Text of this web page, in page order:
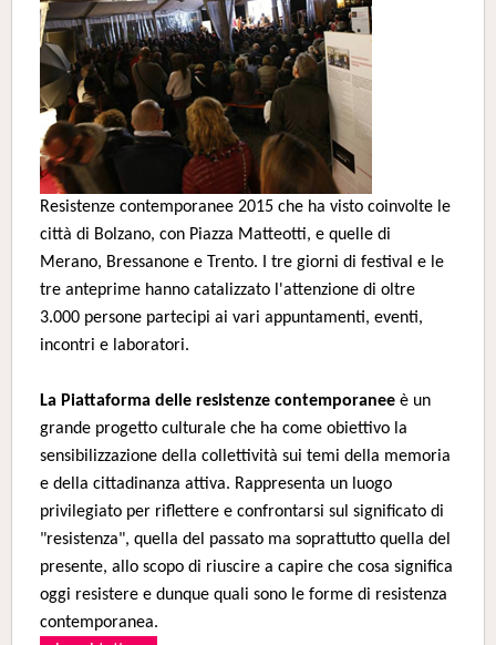
Resistenze contemporanee 2015 che ha visto coinvolte le
città di Bolzano, con Piazza Matteotti, e quelle di
Merano, Bressanone e Trento. I tre giorni di festival e le
tre anteprime hanno catalizzato l'attenzione di oltre
3.000 persone partecipi ai vari appuntamenti, eventi,
incontri e laboratori.
La Piattaforma delle resistenze contemporanee è un
grande progetto culturale che ha come obiettivo la
sensibilizzazione della collettività sui temi della memoria
e della cittadinanza attiva. Rappresenta un luogo
privilegiato per riflettere e confrontarsi sul significato di
"resistenza", quella del passato ma soprattutto quella del
presente, allo scopo di riuscire a capire che cosa significa
oggi resistere e dunque quali sono le forme di resistenza
contemporanea.